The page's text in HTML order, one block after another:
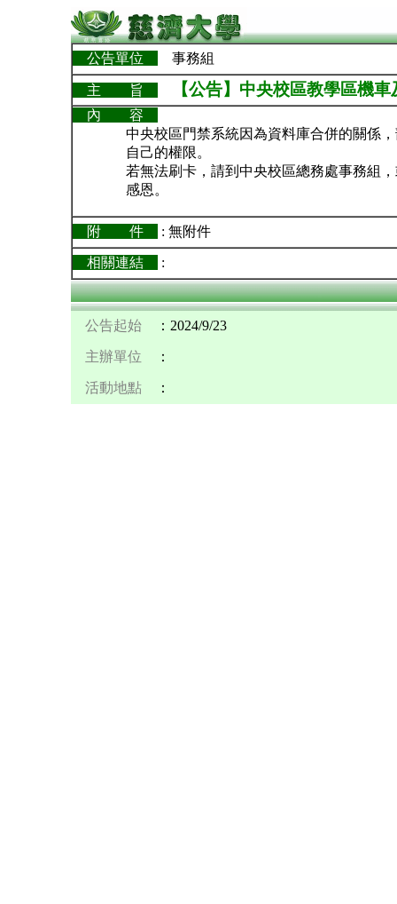
公告單位 事務組
主 旨 【公告】中央校區教學區機
內 容
中央校區門禁系統因為資料庫合併的關係
自己的權限。
若無法刷卡，請到中央校區總務處事務組
感恩。
附 件 : 無附件
相關連結 :
公告起始 ：2024/9/23
主辦單位 ：
活動地點 ：